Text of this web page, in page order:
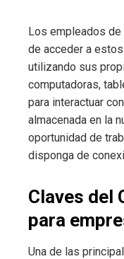
Los empleados
de acceder a
utilizando sus
computadoras,
para interactuar
almacenada en la
oportunidad de
disponga de
Claves del
para
Una de las